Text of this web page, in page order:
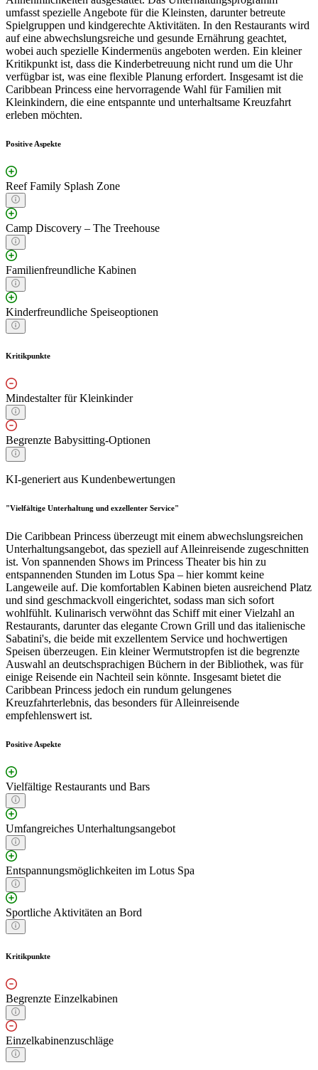
umfasst spezielle Angebote für die Kleinsten, darunter betreute
Spielgruppen und kindgerechte Aktivitäten. In den Restaurants wird
auf eine abwechslungsreiche und gesunde Ernährung geachtet,
wobei auch spezielle Kindermenüs angeboten werden. Ein kleiner
Kritikpunkt ist, dass die Kinderbetreuung nicht rund um die Uhr
verfügbar ist, was eine flexible Planung erfordert. Insgesamt ist die
Caribbean Princess eine hervorragende Wahl für Familien mit
Kleinkindern, die eine entspannte und unterhaltsame Kreuzfahrt
erleben möchten.
Positive Aspekte
Reef Family Splash Zone
Camp Discovery – The Treehouse
Familienfreundliche Kabinen
Kinderfreundliche Speiseoptionen
Kritikpunkte
Mindestalter für Kleinkinder
Begrenzte Babysitting-Optionen
KI-generiert aus Kundenbewertungen
"Vielfältige Unterhaltung und exzellenter Service"
Die Caribbean Princess überzeugt mit einem abwechslungsreichen
Unterhaltungsangebot, das speziell auf Alleinreisende zugeschnitten
ist. Von spannenden Shows im Princess Theater bis hin zu
entspannenden Stunden im Lotus Spa – hier kommt keine
Langeweile auf. Die komfortablen Kabinen bieten ausreichend Platz
und sind geschmackvoll eingerichtet, sodass man sich sofort
wohlfühlt. Kulinarisch verwöhnt das Schiff mit einer Vielzahl an
Restaurants, darunter das elegante Crown Grill und das italienische
Sabatini's, die beide mit exzellentem Service und hochwertigen
Speisen überzeugen. Ein kleiner Wermutstropfen ist die begrenzte
Auswahl an deutschsprachigen Büchern in der Bibliothek, was für
einige Reisende ein Nachteil sein könnte. Insgesamt bietet die
Caribbean Princess jedoch ein rundum gelungenes
Kreuzfahrterlebnis, das besonders für Alleinreisende
empfehlenswert ist.
Positive Aspekte
Vielfältige Restaurants und Bars
Umfangreiches Unterhaltungsangebot
Entspannungsmöglichkeiten im Lotus Spa
Sportliche Aktivitäten an Bord
Kritikpunkte
Begrenzte Einzelkabinen
Einzelkabinenzuschläge